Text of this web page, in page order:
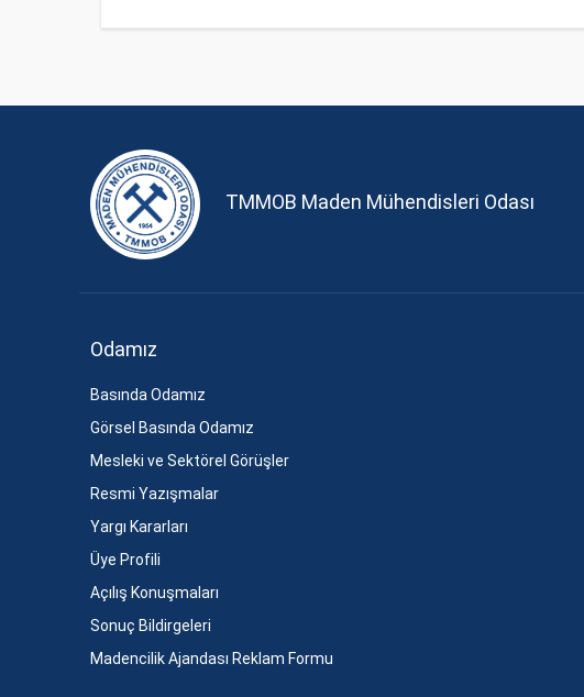
TMMOB Maden Mühendisleri Odası
Odamız
Basında Odamız
Görsel Basında Odamız
Mesleki ve Sektörel Görüşler
Resmi Yazışmalar
Yargı Kararları
Üye Profili
Açılış Konuşmaları
Sonuç Bildirgeleri
Madencilik Ajandası Reklam Formu